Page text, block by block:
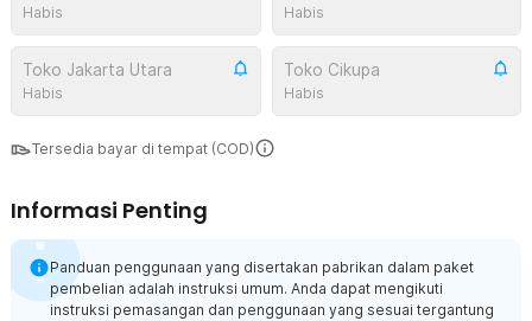
Habis Habis
Toko Jakarta Utara
Habis
Toko Cikupa
Habis
Tersedia bayar di tempat (COD)
Informasi Penting
Panduan penggunaan yang disertakan pabrikan dalam paket
pembelian adalah instruksi umum. Anda dapat mengikuti
instruksi pemasangan dan penggunaan yang sesuai tergantung